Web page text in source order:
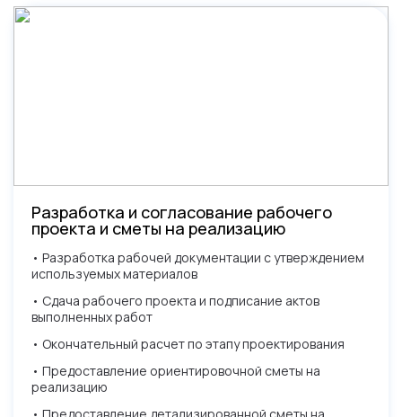
Разработка и согласование рабочего
проекта и сметы на реализацию
• Разработка рабочей документации с утверждением
используемых материалов
• Сдача рабочего проекта и подписание актов
выполненных работ
• Окончательный расчет по этапу проектирования
• Предоставление ориентировочной сметы на
реализацию